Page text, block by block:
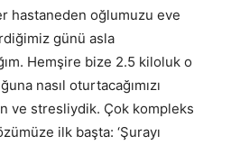
hastaneden oğlumuzu eve
günü asla
Hemşire bize 2.5 kiloluk o
nasıl oturtacağımızı
ve stresliydik. Çok kompleks
ilk başta: ‘Şurayı